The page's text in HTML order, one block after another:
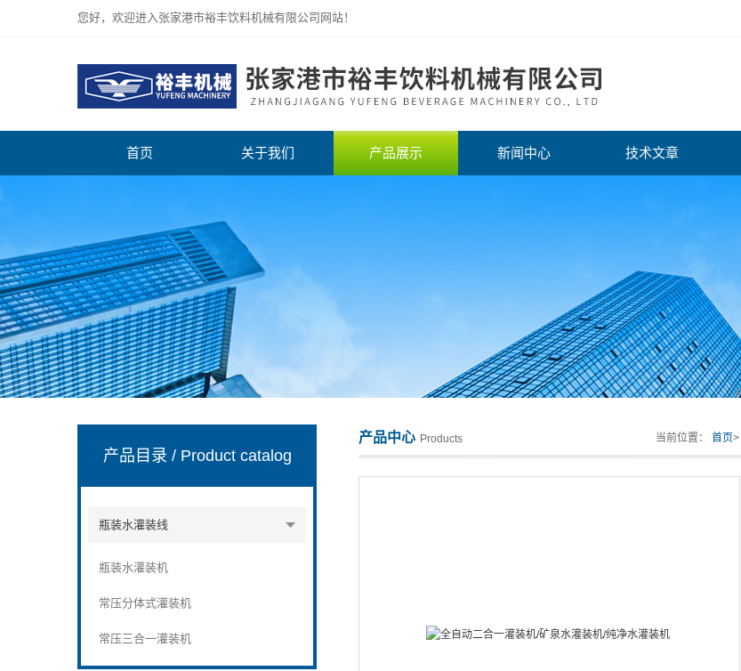
您好，欢迎进入张家港市裕丰饮料机械有限公司网站！
首页 关于我们 产品展示 新闻中心 技术文章
产品目录 / Product catalog
瓶装水灌装线
瓶装水灌装机
常压分体式灌装机
常压三合一灌装机
产品中心 Products 当前位置： 首页>